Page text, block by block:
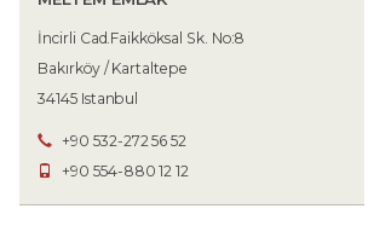
İncirli Cad.Faikköksal Sk. No:8
Bakırköy / Kartaltepe
34145 Istanbul
+90 532-272 56 52
+90 554-880 12 12